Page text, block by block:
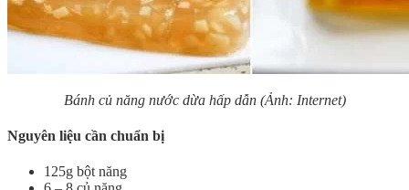
Bánh củ năng nước dừa hấp dẫn (Ảnh: Internet)
Nguyên liệu cần chuẩn bị
125g bột năng